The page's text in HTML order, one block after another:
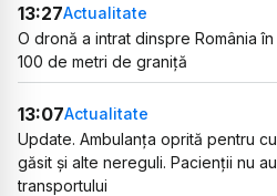
13:27Actualitate
O dronă a intrat dinspre România
100 de metri de graniță
13:07Actualitate
Update. Ambulanța oprită pentru
găsit și alte nereguli. Pacienții nu
transportului